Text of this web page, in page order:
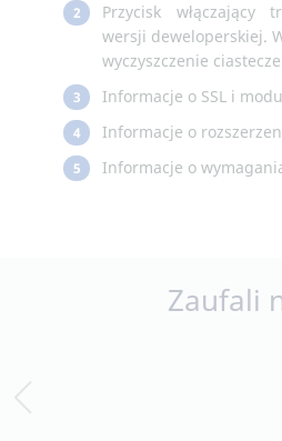
2
Przycisk włączający
wersji deweloperskiej.
wyczyszczenie
3 Informacje o SSL i
4 Informacje o
5 Informacje o
Zaufali